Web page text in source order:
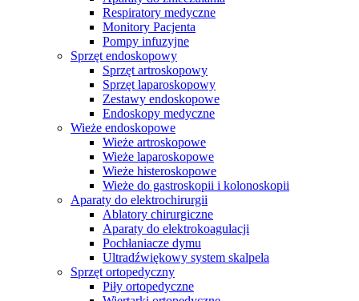
Respiratory medyczne
Monitory Pacjenta
Pompy infuzyjne
Sprzęt endoskopowy
Sprzęt artroskopowy
Sprzęt laparoskopowy
Zestawy endoskopowe
Endoskopy medyczne
Wieże endoskopowe
Wieże artroskopowe
Wieże laparoskopowe
Wieże histeroskopowe
Wieże do gastroskopii i kolonoskopii
Aparaty do elektrochirurgii
Ablatory chirurgiczne
Aparaty do elektrokoagulacji
Pochłaniacze dymu
Ultradźwiękowy system skalpela
Sprzęt ortopedyczny
Piły ortopedyczne